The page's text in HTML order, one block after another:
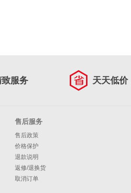
服务 天天低价
售后服务
售后政策
价格保护
退款说明
返修/退换货
取消订单